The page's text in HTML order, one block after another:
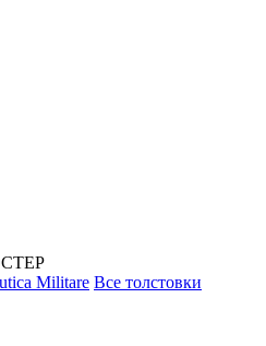
Militare Все толстовки